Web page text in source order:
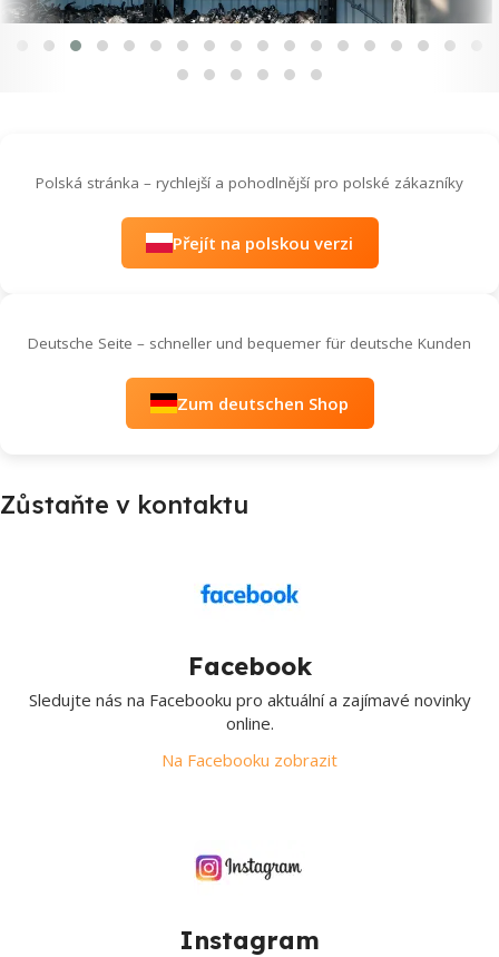
Polská stránka – rychlejší a pohodlnější pro polské zákazníky
Přejít na polskou verzi
Deutsche Seite – schneller und bequemer für deutsche Kunden
Zum deutschen Shop
Zůstaňte v kontaktu
Facebook
Sledujte nás na Facebooku pro aktuální a zajímavé novinky
online.
Na Facebooku zobrazit
Instagram